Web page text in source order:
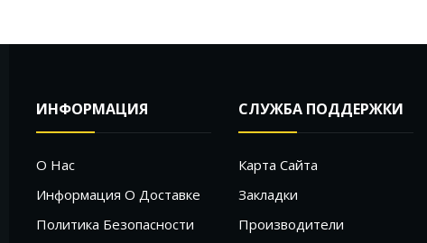
ИНФОРМАЦИЯ
О Нас
Информация О Доставке
Политика Безопасности
СЛУЖБА ПОДДЕРЖКИ
Карта Сайта
Закладки
Производители